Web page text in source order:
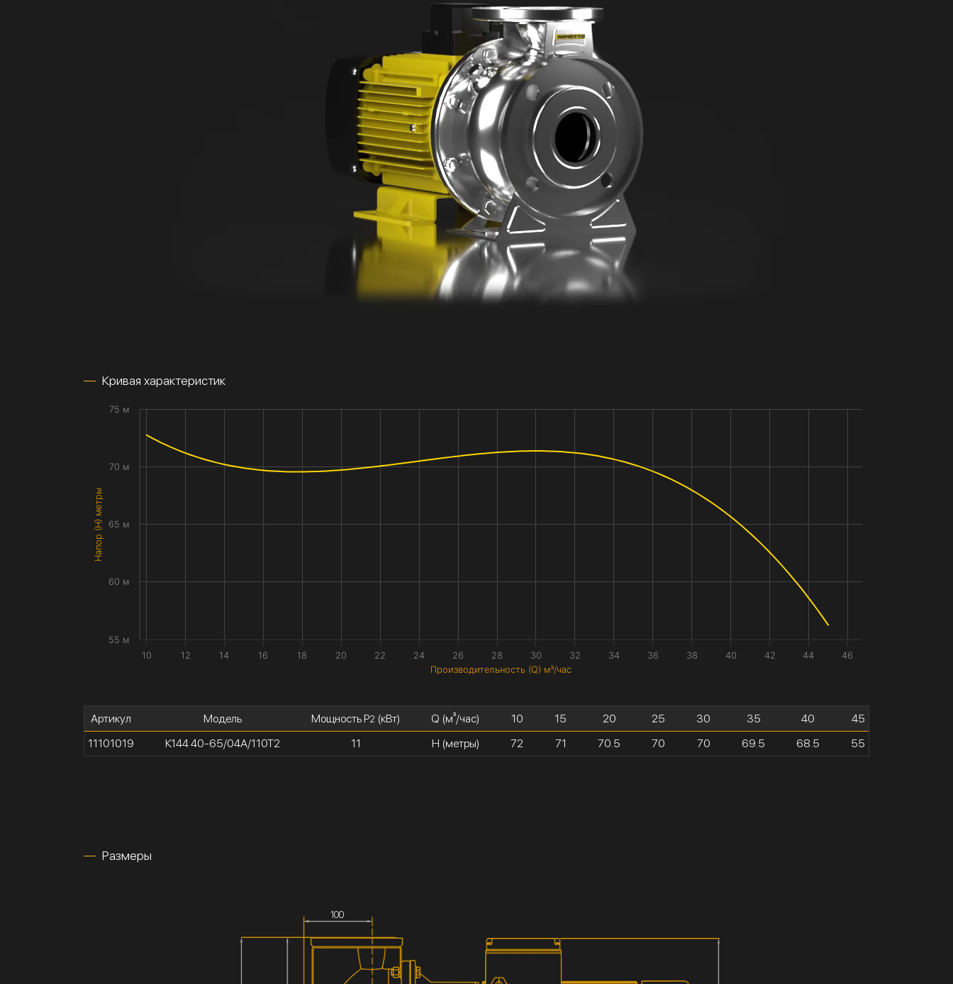
Кривая характеристик
Производительность (Q) м³/час
Напор (H) метры
10 12 14 16 18 20 22 24 26 28 30 32 34 36 38 40 42 44 46
55 м
60 м
65 м
70 м
75 м
Артикул
11101019
Модель
К144 40-65/04А/110Т2
Мощность P2 (кВт)
11
Q (м³/час)
H (метры)
10
72
15
71
20
70.5
25
70
30
70
35
69.5
40
68.5
45
55
Размеры
100